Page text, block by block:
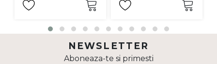
NEWSLETTER
Aboneaza-te si primesti